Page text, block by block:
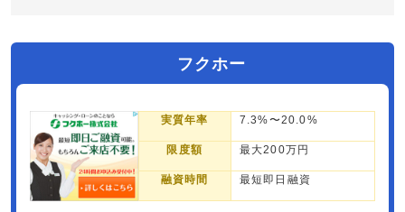
フクホー
実質年率 7.3%〜20.0%
限度額 最大200万円
融資時間 最短即日融資